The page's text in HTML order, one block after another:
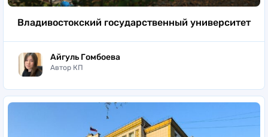
Владивостокский государственный университет
Айгуль Гомбоева
Автор КП